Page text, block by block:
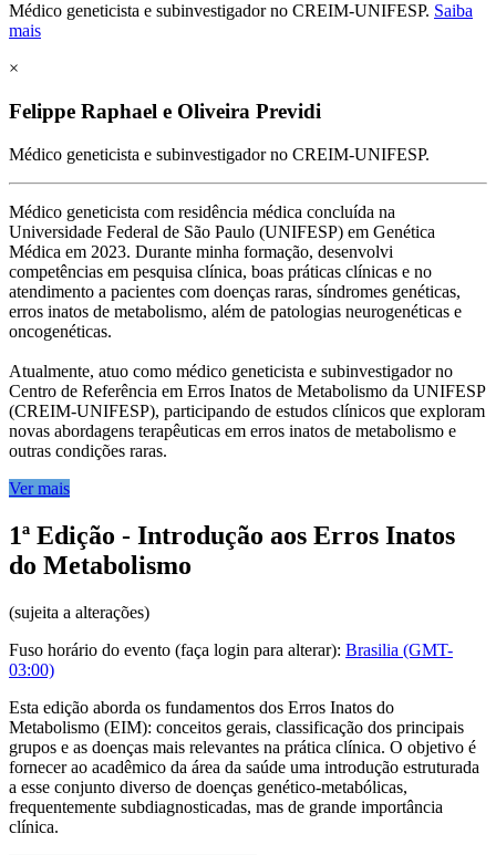
Médico geneticista e subinvestigador no CREIM-UNIFESP. Saiba
mais
×
Felippe Raphael e Oliveira Previdi
Médico geneticista e subinvestigador no CREIM-UNIFESP.
Médico geneticista com residência médica concluída na
Universidade Federal de São Paulo (UNIFESP) em Genética
Médica em 2023. Durante minha formação, desenvolvi
competências em pesquisa clínica, boas práticas clínicas e no
atendimento a pacientes com doenças raras, síndromes genéticas,
erros inatos de metabolismo, além de patologias neurogenéticas e
oncogenéticas.
Atualmente, atuo como médico geneticista e subinvestigador no
Centro de Referência em Erros Inatos de Metabolismo da UNIFESP
(CREIM-UNIFESP), participando de estudos clínicos que exploram
novas abordagens terapêuticas em erros inatos de metabolismo e
outras condições raras.
Ver mais
1ª Edição - Introdução aos Erros Inatos
do Metabolismo
(sujeita a alterações)
Fuso horário do evento (faça login para alterar): Brasilia (GMT-
03:00)
Esta edição aborda os fundamentos dos Erros Inatos do
Metabolismo (EIM): conceitos gerais, classificação dos principais
grupos e as doenças mais relevantes na prática clínica. O objetivo é
fornecer ao acadêmico da área da saúde uma introdução estruturada
a esse conjunto diverso de doenças genético-metabólicas,
frequentemente subdiagnosticadas, mas de grande importância
clínica.